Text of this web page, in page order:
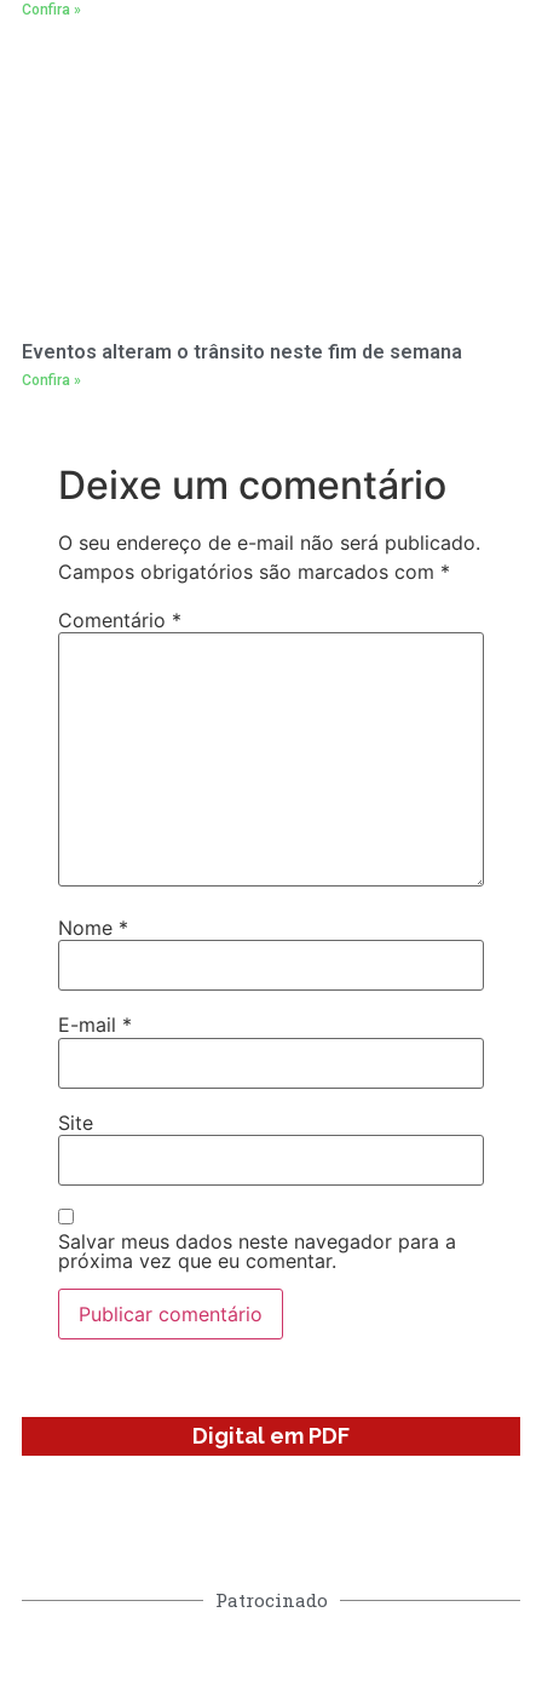
Confira »
Eventos alteram o trânsito neste fim de semana
Confira »
Deixe um comentário
O seu endereço de e-mail não será publicado.
Campos obrigatórios são marcados com *
Comentário *
Nome *
E-mail *
Site
Salvar meus dados neste navegador para a
próxima vez que eu comentar.
Digital em PDF
Patrocinado